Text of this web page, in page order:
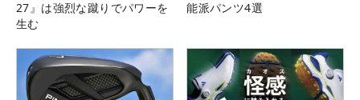
27』は強烈な蹴りでパワーを
生む
能派パンツ4選